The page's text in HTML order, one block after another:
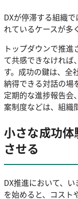
DXが停滞する組織
れているケースが多
トップダウンで推
て共感できなければ
す。成功の鍵は、全
納得できる対話の場
定期的な進捗報告会
案制度などは、組織
小さな成功
させる
DX推進において、
を始めると、コスト